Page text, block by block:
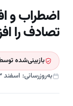
اضطراب و
تصادف را
بازبینی‌شده
به‌روزرسانی: اسفند ۱۴۰۳